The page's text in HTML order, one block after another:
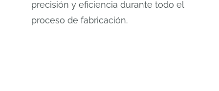
precisión y eficiencia durante todo el
proceso de fabricación.